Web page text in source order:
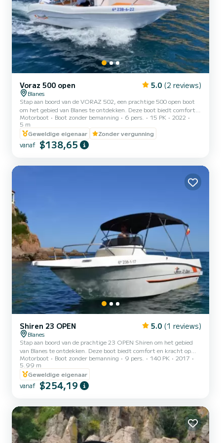
Voraz 500 open 5.0 (2 reviews)
Blanes
Stap aan boord van de VORAZ 502, een prachtige 500 open boot
om het gebied van Blanes te ontdekken. Deze boot biedt comfort
en kracht op zee. We garanderen u een uitzonderlijke dag op deze
boot van 5 meter. De capaciteit van deze boot is 6 personen. We
nodigen u uit om rechtstreeks een aanvraag te doen op het
platform.
Motorboot Boot zonder bemanning 6 pers. 15 PK
2022
5 m
Geweldige eigenaar
Zonder vergunning
vanaf $138,65
Shiren 23 OPEN 5.0 (1 reviews)
Blanes
Stap aan boord van de prachtige 23 OPEN Shiren om het gebied
van Blanes te ontdekken. Deze boot biedt comfort en kracht op
zee. Wij garanderen u een uitzonderlijke dag op deze 6 meter lange
boot. De capaciteit van deze boot is 9 personen. Wij nodigen u uit
om rechtstreeks een verzoek in te dienen op het platform
Motorboot Boot zonder bemanning 9 pers. 140 PK
2017
5.99 m
Geweldige eigenaar
vanaf $254,19